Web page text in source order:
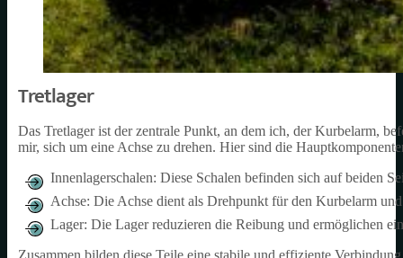
Der Fahrer tritt in die Pedale und übt einen Druck aus.
Ich, der Kurbelarm, nutze meine Hebelwirkung, um die
Das Kettenblatt dreht sich und zieht die Kette.
Die Kette bewegt das Ritzelpaket am Hinterrad und bringt
Tretlager
Das Tretlager ist der zentrale Punkt, an dem ich, der Kurbelarm,
mir, sich um eine Achse zu drehen. Hier sind die
Innenlagerschalen: Diese Schalen befinden sich auf beiden
Achse: Die Achse dient als Drehpunkt für den Kurbelarm
Lager: Die Lager reduzieren die Reibung und ermöglichen
Zusammen bilden diese Teile eine stabile und effiziente